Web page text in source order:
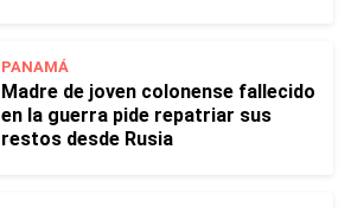
PANAMÁ
Madre de joven colonense fallecido
en la guerra pide repatriar sus
restos desde Rusia